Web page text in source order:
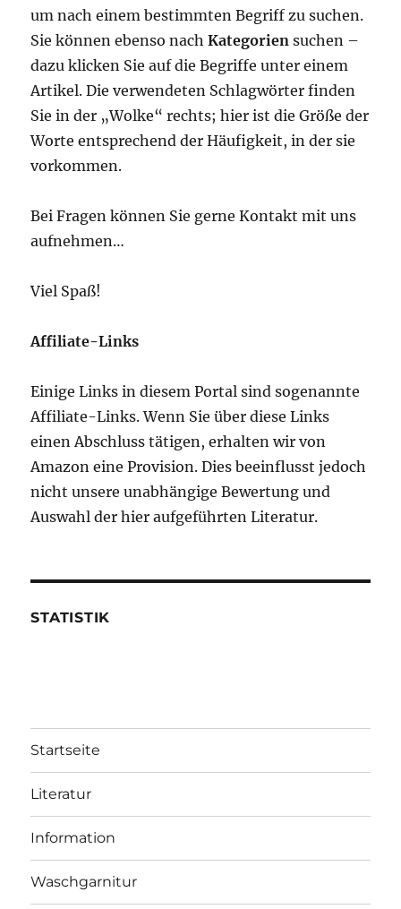
um nach einem bestimmten Begriff zu suchen.
Sie können ebenso nachKategorien suchen –
dazu klicken Sie auf die Begriffe unter einem
Artikel. Die verwendeten Schlagwörter finden
Sie in der „Wolke“ rechts; hier ist die Größe der
Worte entsprechend der Häufigkeit, in der sie
vorkommen.
Bei Fragen können Sie gerne Kontakt mit uns
aufnehmen…
Viel Spaß!
Affiliate-Links
Einige Links in diesem Portal sind sogenannte
Affiliate-Links. Wenn Sie über diese Links
einen Abschluss tätigen, erhalten wir von
Amazon eine Provision. Dies beeinflusst jedoch
nicht unsere unabhängige Bewertung und
Auswahl der hier aufgeführten Literatur.
STATISTIK
Startseite
Literatur
Information
Waschgarnitur